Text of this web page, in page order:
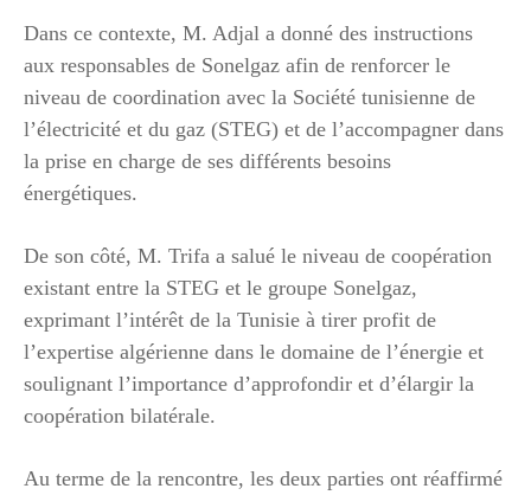
Dans ce contexte, M. Adjal a donné des instructions
aux responsables de Sonelgaz afin de renforcer le
niveau de coordination avec la Société tunisienne de
l’électricité et du gaz (STEG) et de l’accompagner dans
la prise en charge de ses différents besoins
énergétiques.
De son côté, M. Trifa a salué le niveau de coopération
existant entre la STEG et le groupe Sonelgaz,
exprimant l’intérêt de la Tunisie à tirer profit de
l’expertise algérienne dans le domaine de l’énergie et
soulignant l’importance d’approfondir et d’élargir la
coopération bilatérale.
Au terme de la rencontre, les deux parties ont réaffirmé